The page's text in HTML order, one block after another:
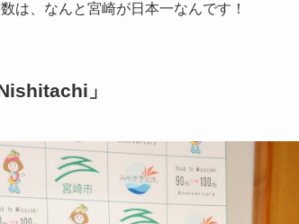
は、なんと宮崎が日本一なんです！
」